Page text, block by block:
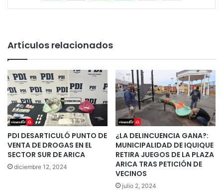
Artículos relacionados
PDI DESARTICULÓ PUNTO DE
VENTA DE DROGAS EN EL
SECTOR SUR DE ARICA
diciembre 12, 2024
¿LA DELINCUENCIA GANA?:
MUNICIPALIDAD DE IQUIQUE
RETIRA JUEGOS DE LA PLAZA
ARICA TRAS PETICIÓN DE
VECINOS
julio 2, 2024